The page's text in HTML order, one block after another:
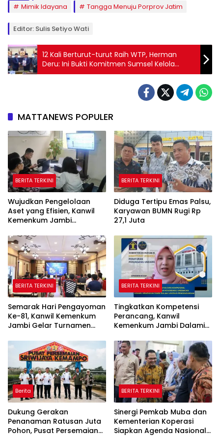
Mimik Idayana
Tangga Menuju Porprov Jatim
Editor: Sulis Setiyo Wati
12 Kali Berturut-turut Raih WTP, Herman
Deru: Ini Bukti Komitmen Sumsel Kelola
Keuangan Secara Transparan
MATTANEWS POPULER
BERITA TERKINI
Wujudkan Pengelolaan
Aset yang Efisien, Kanwil
Kemenkum Jambi
Secara Transparan
BERITA TERKINI
Diduga Tertipu Emas Palsu,
Karyawan BUMN Rugi Rp
27,1 Juta
BERITA TERKINI
Semarak Hari Pengayoman
Ke-81, Kanwil Kemenkum
Jambi Gelar Turnamen
BERITA TERKINI
Tingkatkan Kompetensi
Perancang, Kanwil
Kemenkum Jambi Dalami
Peraturan Perundang-
undangan
Berita
Dukung Gerakan
Penanaman Ratusan Juta
Pohon, Pusat Persemaian
BERITA TERKINI
Sinergi Pemkab Muba dan
Kementerian Koperasi
Siapkan Agenda Nasional